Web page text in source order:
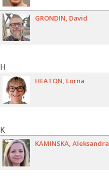
GRONDIN David
H
HEATON Lorna
K
KAMINSKA Aleksandra